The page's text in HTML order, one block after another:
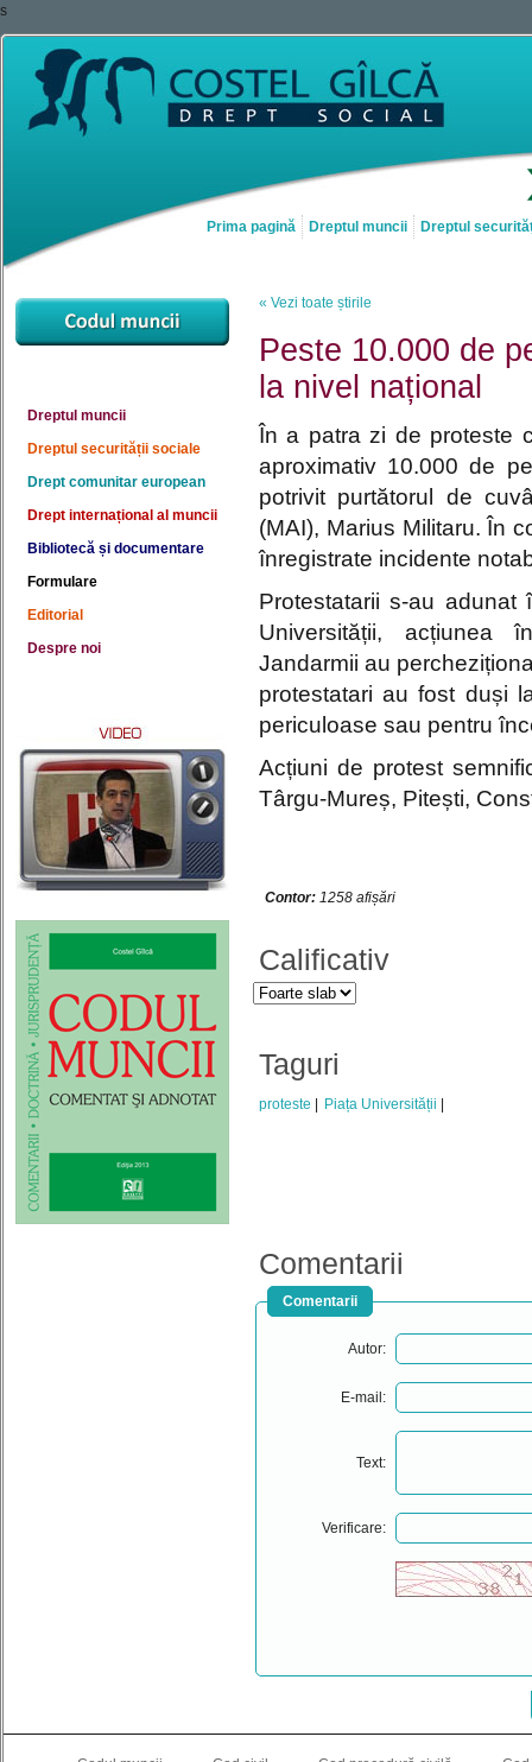
s
Prima pagină Dreptul muncii Dreptul
« Vezi toate știrile
Peste 10.000 de
la nivel național
În a patra zi de proteste
aproximativ 10.000 de
potrivit purtătorul de
(MAI), Marius Militaru. În
înregistrate incidente
Protestatarii s-au
Universității, acțiunea
Jandarmii au
protestatari au fost duși
periculoase sau pentru
Acțiuni de protest
Târgu-Mureș, Pitești,
Contor: 1258 afișări
Calificativ
Taguri
proteste Piața Universității
Comentarii
Comentarii
Autor:
E-mail:
Text:
Verificare:
Dreptul muncii
Dreptul securității sociale
Drept comunitar european
Drept internațional al muncii
Bibliotecă și documentare
Formulare
Editorial
Despre noi